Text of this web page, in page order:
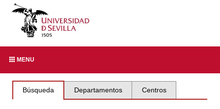
MENU
Búsqueda Departamentos Centros